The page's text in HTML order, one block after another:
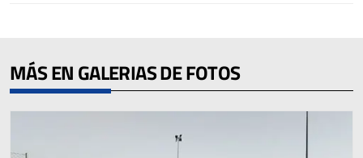
MÁS EN GALERIAS DE FOTOS